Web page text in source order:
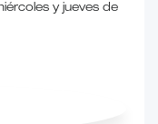
y jueves de